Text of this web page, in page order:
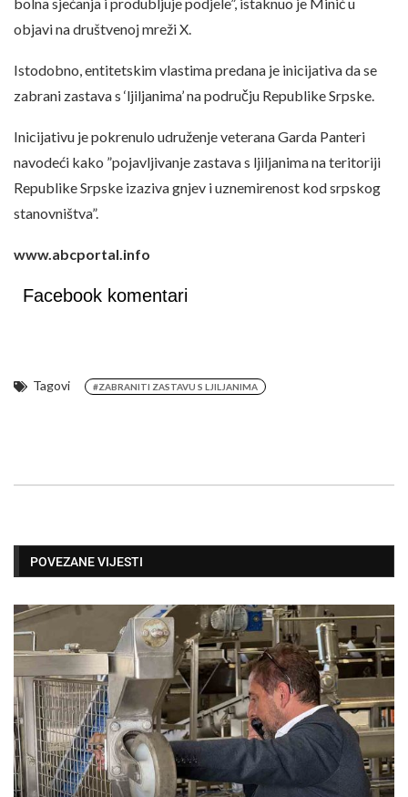
objavi na društvenoj mreži X.
Istodobno, entitetskim vlastima predana je inicijativa da se
zabrani zastava s ‘ljiljanima’ na području Republike Srpske.
Inicijativu je pokrenulo udruženje veterana Garda Panteri
navodeći kako ”pojavljivanje zastava s ljiljanima na teritoriji
Republike Srpske izaziva gnjev i uznemirenost kod srpskog
stanovništva”.
www.abcportal.info
Facebook komentari
Tagovi #ZABRANITI ZASTAVU S LJILJANIMA
POVEZANE VIJESTI